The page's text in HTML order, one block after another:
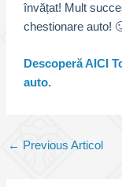
învățat! Mult
chestionare auto!
Descoperă AICI
auto.
Post
← Previous Articol